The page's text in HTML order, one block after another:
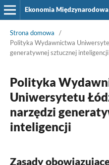
Ekonomia Międzynarodowa
Strona domowa
/
Polityka Wydawnictwa
generatywnej sztucznej inteligencji
Polityka
Uniwersytetu
narzędzi
inteligencji
Zasady